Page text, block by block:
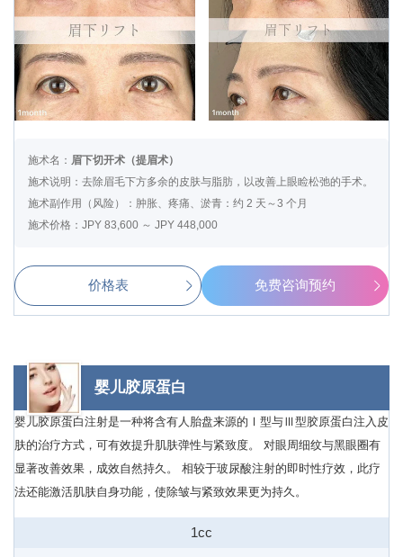
施术名： 眉下切开术（提眉术）
施术说明：去除眉毛下方多余的皮肤与脂肪，以改善上眼睑松弛的手术。
施术副作用（风险）：肿胀、疼痛、淤青：约 2 天～3 个月
施术价格：JPY 83,600 ～ JPY 448,000
价格表 免费咨询预约
婴儿胶原蛋白
婴儿胶原蛋白注射是一种将含有人胎盘来源的Ⅰ型与Ⅲ型胶原蛋白注入皮
肤的治疗方式，可有效提升肌肤弹性与紧致度。 对眼周细纹与黑眼圈有
显著改善效果，成效自然持久。 相较于玻尿酸注射的即时性疗效，此疗
法还能激活肌肤自身功能，使除皱与紧致效果更为持久。
1cc